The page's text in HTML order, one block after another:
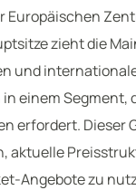
Europäischen
zieht die
und
einem
erfordert. Dieser
aktuelle
Angebote zu